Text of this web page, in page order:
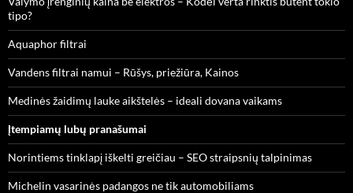
tipo?
Aquaphor filtrai
Vandens filtrai namui – Rūšys, priežiūra, Kainos
Medinės žaidimų lauke aikštelės – ideali dovana vaikams
Įtempiamų lubų pranašumai
Norintiems tinklapį iškelti greičiau – SEO straipsnių talpinimas
Michelin vasarinės padangos ne tik automobiliams